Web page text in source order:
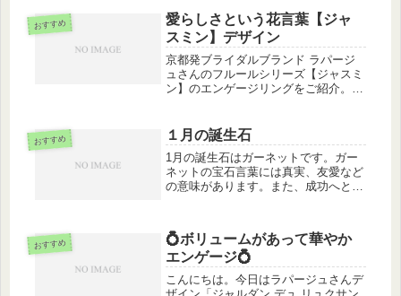
存在感になり女性がつけても華やかに
輝く優れものです。クリスマス...
おすすめ
愛らしさという花言葉【ジャ
スミン】デザイン
京都発ブライダルブランド ラパージ
ュさんのフルールシリーズ【ジャスミ
ン】のエンゲージリングをご紹介。
______________________...
おすすめ １月の誕生石
1月の誕生石はガーネットです。ガー
ネットの宝石言葉には真実、友愛など
の意味があります。また、成功へと導
ワーを楽しみながら2019年を過ごして
みてはいかがでしょうか。プレゼン...
おすすめ
💍ボリュームがあって華やか
エンゲージ💍
こんにちは。今日はラパージュさんデ